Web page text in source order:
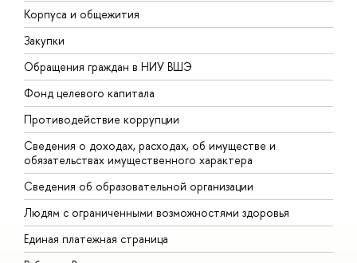
Корпуса и общежития
Закупки
Обращения граждан в НИУ ВШЭ
Фонд целевого капитала
Противодействие коррупции
Сведения о доходах, расходах, об имуществе и
обязательствах имущественного характера
Сведения об образовательной организации
Людям с ограниченными возможностями здоровья
Единая платежная страница